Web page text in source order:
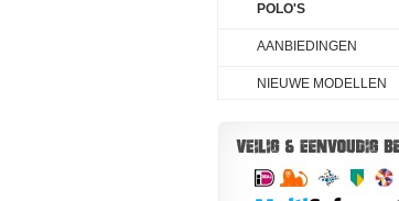
POLO'S
AANBIEDINGEN
NIEUWE MODELLEN